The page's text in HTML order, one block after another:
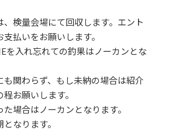
検量会場にて回収します。エント
払いをお願いします。
を入れ忘れての釣果はノーカンとな
関わらず、もし未納の場合は紹介
お願いします。
場合はノーカンとなります。
なります。